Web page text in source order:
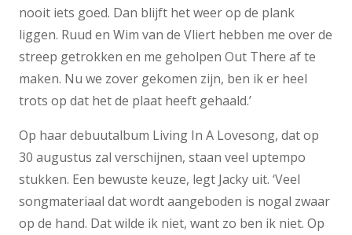
nooit iets goed. Dan blijft het weer op de plank
liggen. Ruud en Wim van de Vliert hebben me over de
streep getrokken en me geholpen Out There af te
maken. Nu we zover gekomen zijn, ben ik er heel
trots op dat het de plaat heeft gehaald.’
Op haar debuutalbum Living In A Lovesong, dat op
30 augustus zal verschijnen, staan veel uptempo
stukken. Een bewuste keuze, legt Jacky uit. ‘Veel
songmateriaal dat wordt aangeboden is nogal zwaar
op de hand. Dat wilde ik niet, want zo ben ik niet. Op